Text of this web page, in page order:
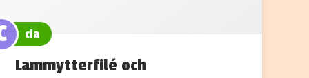
cia
Lammytterfilé och